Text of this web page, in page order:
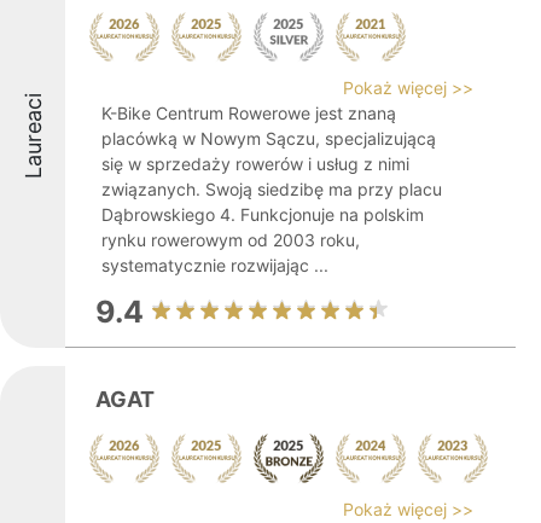
Laureaci
Pokaż więcej >>
K-Bike Centrum Rowerowe jest znaną
placówką w Nowym Sączu, specjalizującą
się w sprzedaży rowerów i usług z nimi
związanych. Swoją siedzibę ma przy placu
Dąbrowskiego 4. Funkcjonuje na polskim
rynku rowerowym od 2003 roku,
systematycznie rozwijając ...
9.4
AGAT
Pokaż więcej >>